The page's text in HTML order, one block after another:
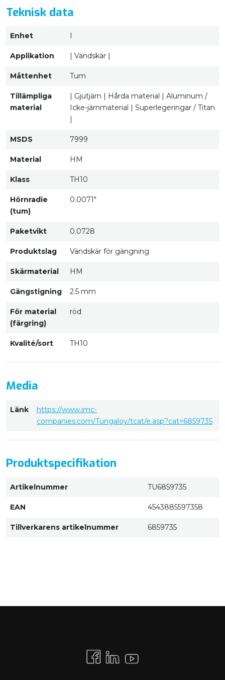
Teknisk data
Enhet
Applikation | Vändskär |
Måttenhet Tum
Tillämpliga
material
| Gjutjärn | Hårda material | Aluminum /
Icke-järnmaterial | Superlegeringar / Titan
MSDS 7999
Material HM
Klass TH10
Hörnradie
(tum)
0.0071"
Paketvikt 0.0728
Produktslag Vändskär för gängning
Skärmaterial HM
Gängstigning 2.5 mm
För material
(färgring)
röd
Kvalité/sort TH10
Media
Länk
https://www.imc-
companies.com/Tungaloy/tcat/e.asp?cat=6859735
Produktspecifikation
Artikelnummer TU6859735
EAN 4543885597358
Tillverkarens artikelnummer 6859735